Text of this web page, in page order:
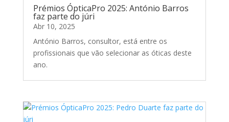
Prémios ÓpticaPro 2025: António Barros
faz parte do júri
Abr 10, 2025
António Barros, consultor, está entre os
profissionais que vão selecionar as óticas deste
ano.